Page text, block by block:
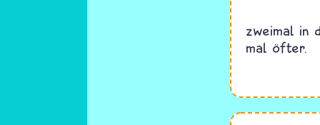
zweimal in
mal öfter.